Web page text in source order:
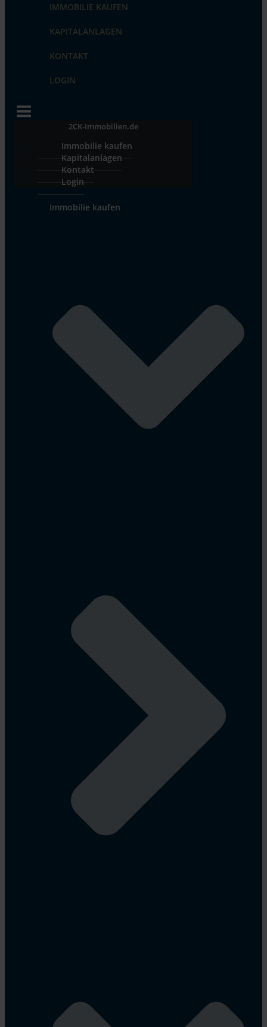
IMMOBILIE KAUFEN
KAPITALANLAGEN
KONTAKT
LOGIN
2CK-Immobilien.de
Immobilie kaufen
Kapitalanlagen
Kontakt
Login
Immobilie kaufen